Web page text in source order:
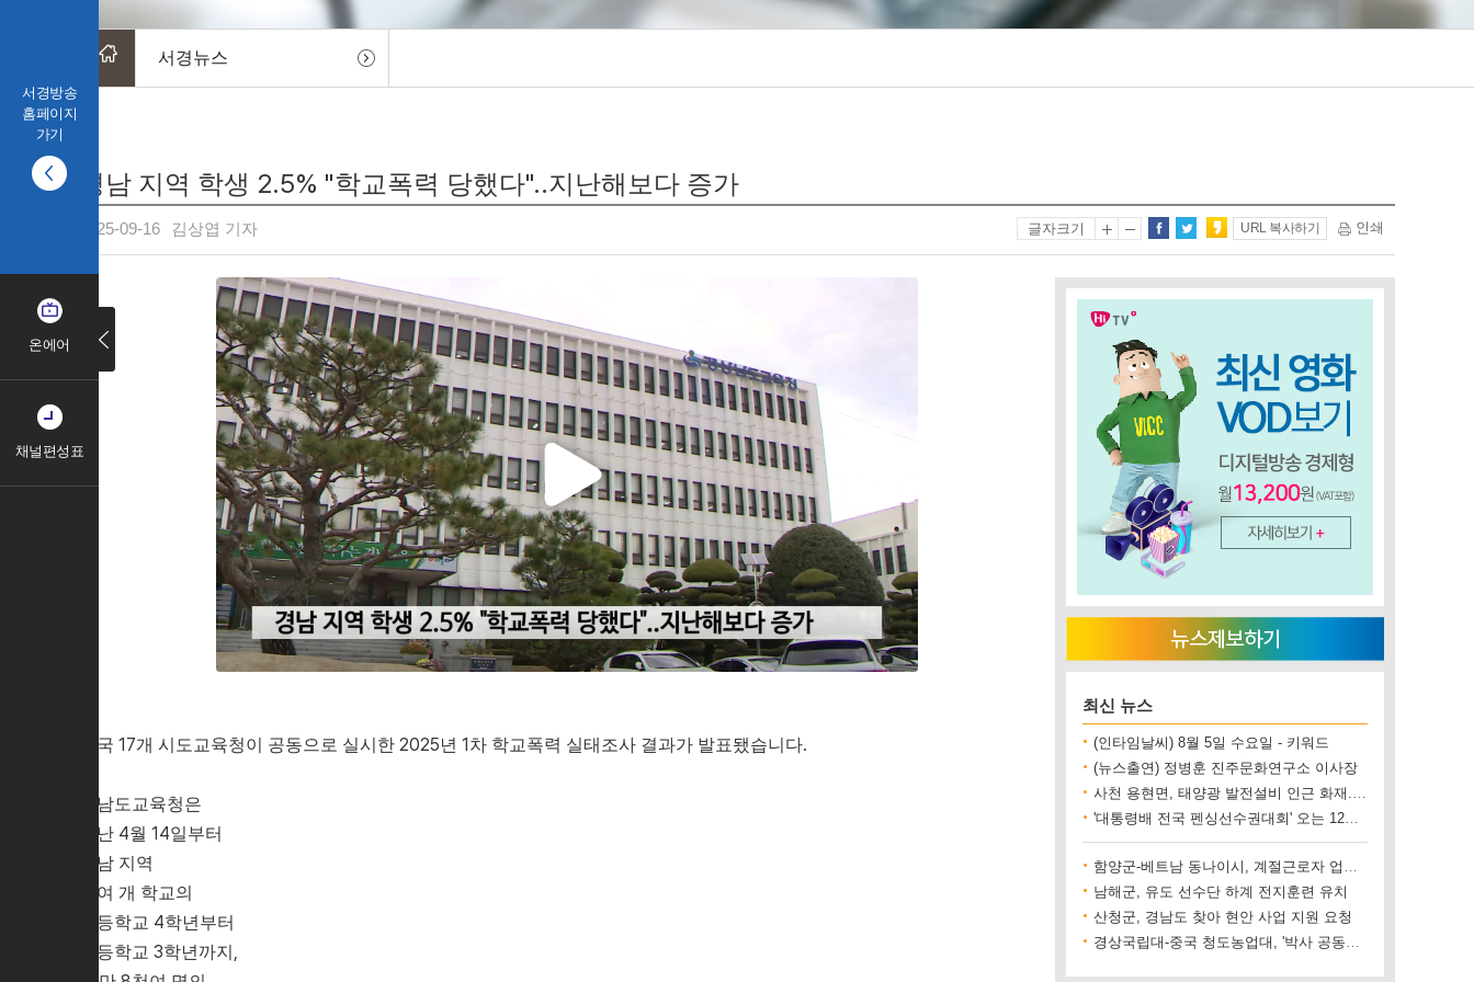
서경방송
홈페이지
가기
온에어
채널편성표
서경뉴스
경남 지역 학생 2.5% "학교폭력 당했다"..지난해보다 증가
2025-09-16 김상엽 기자 글자크기 URL 복사하기 인쇄
전국 17개 시도교육청이 공동으로 실시한 2025년 1차 학교폭력 실태조사 결과가 발표됐습니다.
경남도교육청은
지난 4월 14일부터
경남 지역
천여 개 학교의
초등학교 4학년부터
고등학교 3학년까지,
최신 뉴스
(인타임날씨) 8월 5일 수요일 - 키워드
(뉴스출연) 정병훈 진주문화연구소 이사장
사천 용현면, 태양광 발전설비 인근 화재..재산 피해 500만 원 상당
'대통령배 전국 펜싱선수권대회' 오는 12일 진주에서 개최
함양군-베트남 동나이시, 계절근로자 업무협약 체결
남해군, 유도 선수단 하계 전지훈련 유치
산청군, 경남도 찾아 현안 사업 지원 요청
경상국립대-중국 청도농업대, '박사 공동양성' 업무협약 체결